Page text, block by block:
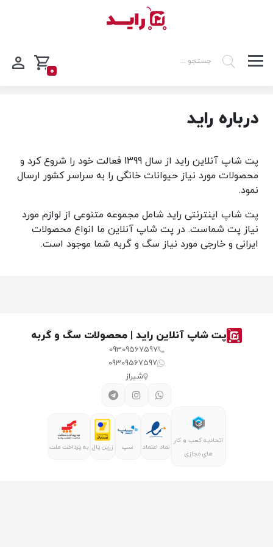
0
درباره راید
پت شاپ آنلاین راید از سال 1399 فعالت خود را شروع کرد و
محصولات مورد نیاز حیوانات خانگی را به سراسر کشور ارسال
نمود.
پت شاپ اینترنتی راید شامل مجموعه متنوعی از لوازم مورد
نیاز پت شماست. در پت شاپ آنلاین ما انواع محصولات
ایرانی و خارجی مورد نیاز سگ و گربه شما موجود است.
پت شاپ آنلاین راید | محصولات سگ و گربه
09309567597
09309567597
شیراز
اتحادیه کسب و کار
های مجازی
نماد اعتماد سپ زرین پال به پرداخت ملت